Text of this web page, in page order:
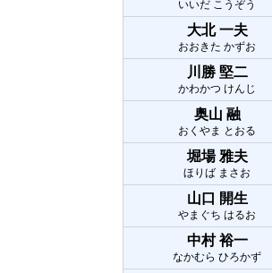
いいだ こうぞう
大北 一夫
おおきた かずお
川勝 堅二
かわかつ けんじ
奥山 融
おくやま とおる
堀場 雅夫
ほりば まさお
山口 開生
やまぐち はるお
中村 裕一
なかむら ひろかず